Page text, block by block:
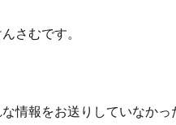
さむです。
情報をお送りしていなか